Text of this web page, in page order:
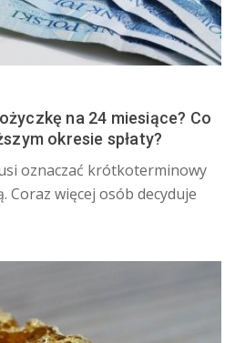
na 24 miesiące? Co
okresie spłaty?
oznaczać krótkoterminowy
Coraz więcej osób decyduje